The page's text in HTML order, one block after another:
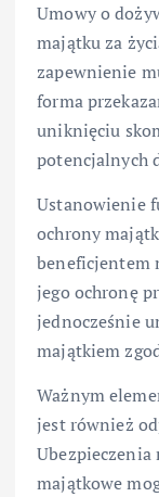
Umowy o
majątku za
zapewnienie
forma
uniknięciu
potencjalnych
Ustanowienie
ochrony
beneficjentem
jego ochronę
jednocześnie
majątkiem
Ważnym
jest również
Ubezpieczenia
majątkowe